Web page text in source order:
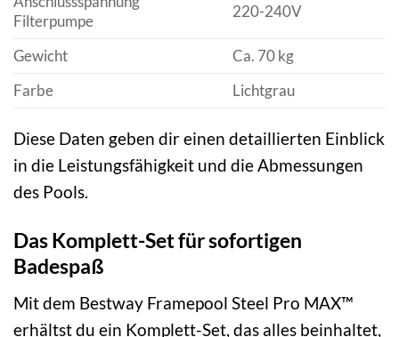
Filterpumpe
220-240V
Gewicht
Ca. 70 kg
Farbe
Lichtgrau
Diese Daten geben dir einen detaillierten Einblick
in die Leistungsfähigkeit und die Abmessungen
des Pools.
Das Komplett-Set für sofortigen
Badespaß
Mit dem Bestway Framepool Steel Pro MAX™
erhältst du ein Komplett-Set, das alles beinhaltet,